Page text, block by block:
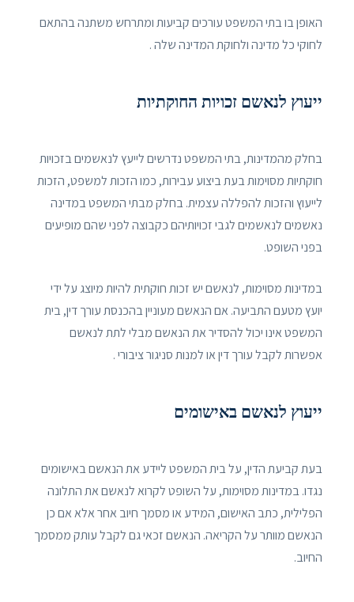
האופן בו בתי המשפט עורכים קביעות ומתרחש משתנה בהתאם
לחוקי כל מדינה ולחוקת המדינה שלה .
ייעוץ לנאשם זכויות החוקתיות
בחלק מהמדינות, בתי המשפט נדרשים לייעץ לנאשמים בזכויות
חוקתיות מסוימות בעת ביצוע עבירות, כמו הזכות למשפט, הזכות
לייעוץ והזכות להפללה עצמית. בחלק מבתי המשפט במדינה
נאשמים לנאשמים לגבי זכויותיהם כקבוצה לפני שהם מופיעים
בפני השופט.
במדינות מסוימות, לנאשם יש זכות חוקתית להיות מיוצג על ידי
יועץ מטעם התביעה. אם הנאשם מעוניין בהכנסת עורך דין, בית
המשפט אינו יכול להסדיר את הנאשם מבלי לתת לנאשם
אפשרות לקבל עורך דין או למנות סניגור ציבורי .
ייעוץ לנאשם באישומים
בעת קביעת הדין, על בית המשפט ליידע את הנאשם באישומים
נגדו. במדינות מסוימות, על השופט לקרוא לנאשם את התלונה
הפלילית, כתב האישום, המידע או מסמך חיוב אחר אלא אם כן
הנאשם מוותר על הקריאה. הנאשם זכאי גם לקבל עותק ממסמך
החיוב.